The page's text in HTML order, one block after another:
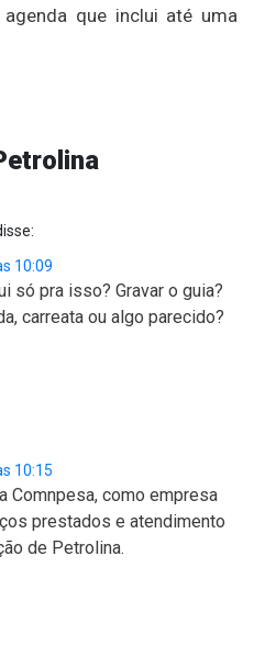
que inclui até uma
10:09
só pra isso? Gravar o guia?
carreata ou algo parecido?
10:15
Comnpesa, como empresa
prestados e atendimento
de Petrolina.